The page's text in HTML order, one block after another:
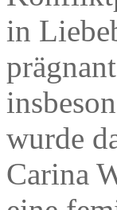
in
wurde
Carina